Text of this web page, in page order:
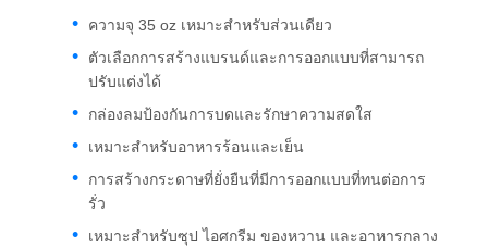
ความจุ 35 oz เหมาะสําหรับส่วนเดียว
ตัวเลือกการสร้างแบรนด์และการออกแบบที่สามารถ
ปรับแต่งได้
กล่องลมป้องกันการบดและรักษาความสดใส
เหมาะสําหรับอาหารร้อนและเย็น
การสร้างกระดาษที่ยั่งยืนที่มีการออกแบบที่ทนต่อการ
รั่ว
เหมาะสําหรับซุป ไอศกรีม ของหวาน และอาหารกลาง